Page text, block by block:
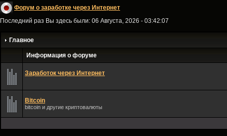
Форум о заработке через Интернет
Последний раз Вы здесь были: 06 Августа, 2026 - 03:42:07
Главное
Информация о форуме
Заработок через Интернет
Bitсoin
bitсoin и другие криптовалюты